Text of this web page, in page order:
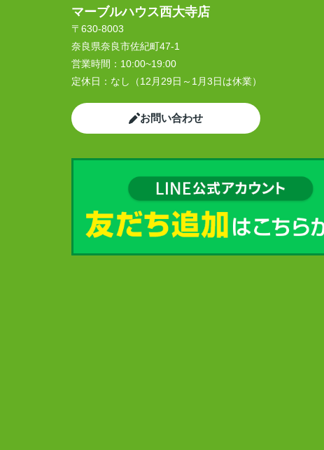
マーブルハウス西大寺店
〒630-8003
奈良県奈良市佐紀町47-1
営業時間： 10:00~19:00
定休日： なし（12月29日～1月3日は休業）
お問い合わせ